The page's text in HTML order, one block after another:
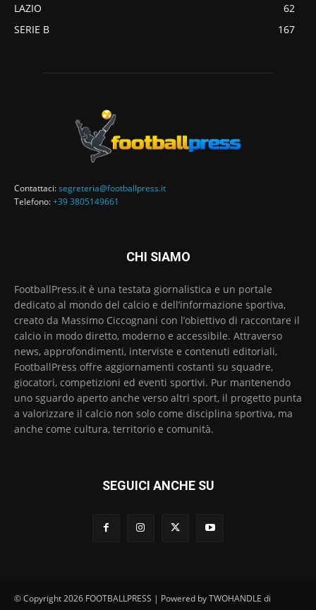
LAZIO
62
SERIE B
167
Contattaci:segreteria@footballpress.it
Telefono:+39 3805149661
CHI SIAMO
FootballPress.it è una testata giornalistica e un portale
dedicato al mondo del calcio e dell’informazione sportiva,
creato da Massimo Ciccognani con l’obiettivo di raccontare il
calcio in modo diretto, moderno e accessibile. Attraverso
news, approfondimenti, interviste e contenuti editoriali,
FootballPress offre aggiornamenti costanti su squadre,
giocatori, competizioni ed eventi sportivi. Pur mantenendo
uno sguardo aperto anche verso altri sport, il progetto punta
a valorizzare il calcio non solo come disciplina sportiva, ma
anche come cultura, territorio e comunità.
SEGUICI ANCHE SU
© Copyright 2026 FOOTBALLPRESS | Powered by TWOHANDLE di